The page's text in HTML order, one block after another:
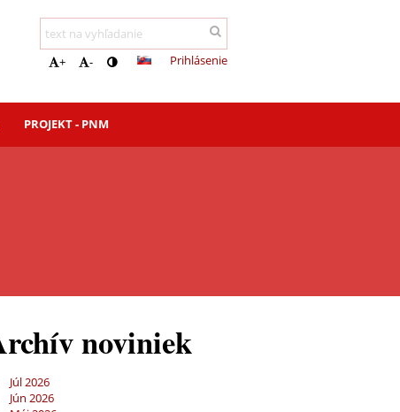
+ - Prihlásenie
PROJEKT - PNM
noviniek
Júl 2026
Jún 2026